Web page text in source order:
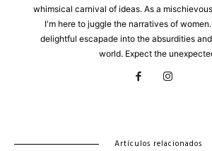
whimsical carnival of ideas. As a
I'm here to juggle the narratives of
delightful escapade into the absurdities
world. Expect the
Artículos relacionados